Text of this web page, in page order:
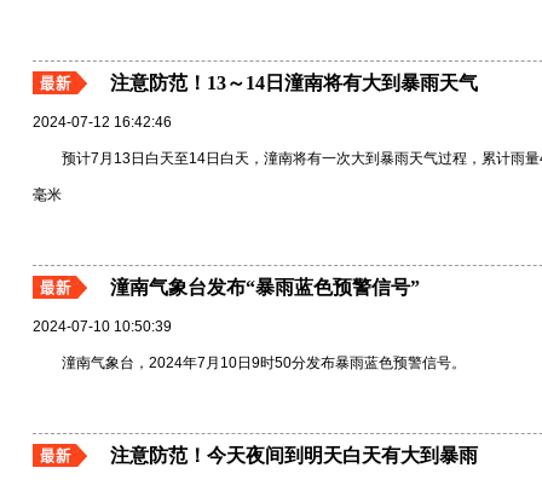
注意防范！13～14日潼南将有大到暴雨天气
2024-07-12 16:42:46
预计7月13日白天至14日白天，潼南将有一次大到暴雨天气过程，累计雨
毫米
​潼南气象台发布“暴雨蓝色预警信号”
2024-07-10 10:50:39
潼南气象台，2024年7月10日9时50分发布暴雨蓝色预警信号。
注意防范！今天夜间到明天白天有大到暴雨